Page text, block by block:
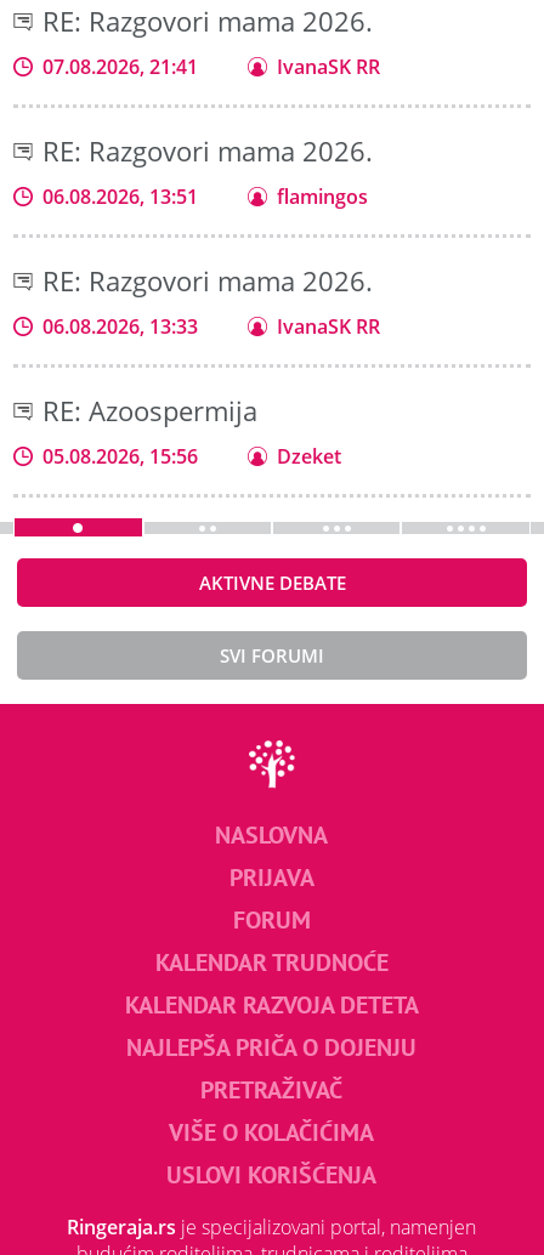
RE: Razgovori mama 2026.
07.08.2026, 21:41 IvanaSK RR
RE: Razgovori mama 2026.
06.08.2026, 13:51 flamingos
RE: Razgovori mama 2026.
06.08.2026, 13:33 IvanaSK RR
RE: Azoospermija
05.08.2026, 15:56 Dzeket
AKTIVNE DEBATE
SVI FORUMI
NASLOVNA
PRIJAVA
FORUM
KALENDAR TRUDNOĆE
KALENDAR RAZVOJA DETETA
NAJLEPŠA PRIČA O DOJENJU
PRETRAŽIVAČ
VIŠE O KOLAČIĆIMA
USLOVI KORIŠĆENJA
Ringeraja.rs je specijalizovani portal, namenjen